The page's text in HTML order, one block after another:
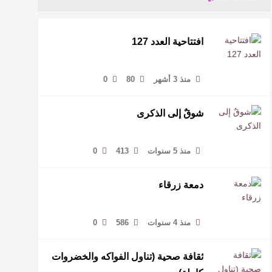
افتتاحية العدد 127
منذ 3 أشهر 80
0
شوقٌ إلى الذكرى
منذ 5 سنوات 413
0
دمعة زرقاء
منذ 4 سنوات 586
0
ثقافة صحية (تناول الفواكه والخضروات